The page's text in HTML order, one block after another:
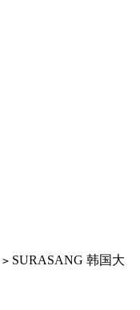
> SURASANG 韩国大